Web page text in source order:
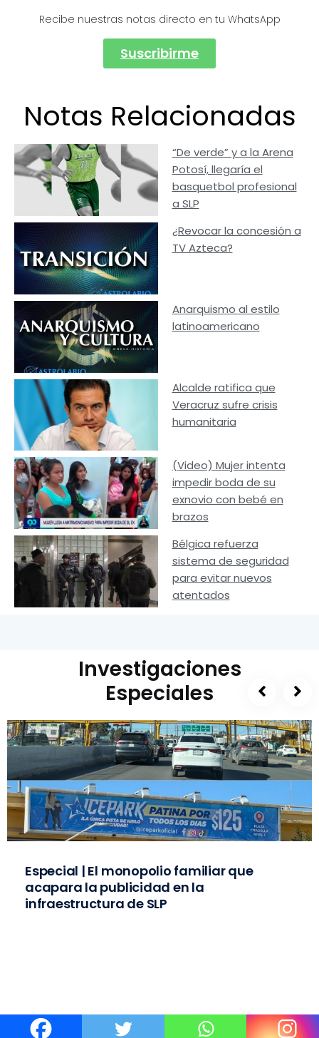
Recibe nuestras notas directo en tu WhatsApp
Suscribirme
Notas Relacionadas
“De verde” y a la Arena
Potosí, llegaría el
basquetbol profesional
a SLP
¿Revocar la concesión a
TV Azteca?
Anarquismo al estilo
latinoamericano
Alcalde ratifica que
Veracruz sufre crisis
humanitaria
(Video) Mujer intenta
impedir boda de su
exnovio con bebé en
brazos
Bélgica refuerza
sistema de seguridad
para evitar nuevos
atentados
Investigaciones
Especiales
Especial | El monopolio familiar que
acapara la publicidad en la
infraestructura de SLP